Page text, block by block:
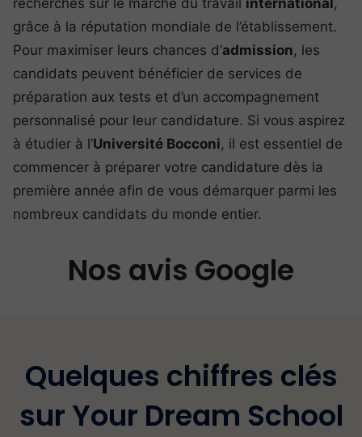
recherchés sur le marché du travail international,
grâce à la réputation mondiale de l’établissement.
Pour maximiser leurs chances d’admission, les
candidats peuvent bénéficier de services de
préparation aux tests et d’un accompagnement
personnalisé pour leur candidature. Si vous aspirez
à étudier à l’Université Bocconi, il est essentiel de
commencer à préparer votre candidature dès la
première année afin de vous démarquer parmi les
nombreux candidats du monde entier.
Nos avis Google
Quelques chiffres clés
sur Your Dream School